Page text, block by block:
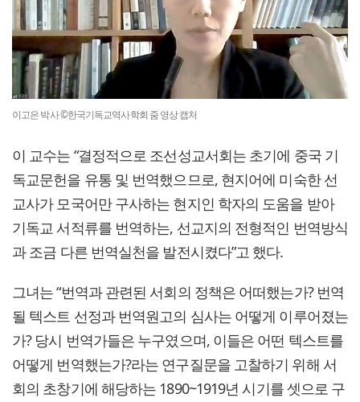
이고은 박사 ©한국기독교역사학회 줌 영상 캡처
이 교수는 “결정적으로 조선성교서회는 초기에 중국 기
독교문헌을 유통 및 번역했으므로, 현지어에 미숙한 선
교사가 모국어만 구사하는 현지인 학자의 도움을 받아
기독교 서적류를 번역하는, 선교지의 전형적인 번역방식
과 조금 다른 번역실천을 발전시켰다”고 했다.
그녀는 “번역과 관련된 서회의 정책은 어떠했는가? 번역
될 텍스트 선정과 번역원고의 심사는 어떻게 이루어졌는
가? 당시 번역가들은 누구였으며, 이들은 어떤 텍스트를
어떻게 번역했는가?라는 연구질문을 고찰하기 위해 서
회의 초창기에 해당하는 1890~1919년 시기를 셋으로 구